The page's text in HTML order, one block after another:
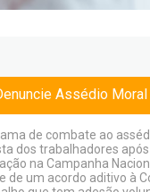
Assédio Moral
de combate ao
dos trabalhadores
na Campanha
de um acordo aditivo à